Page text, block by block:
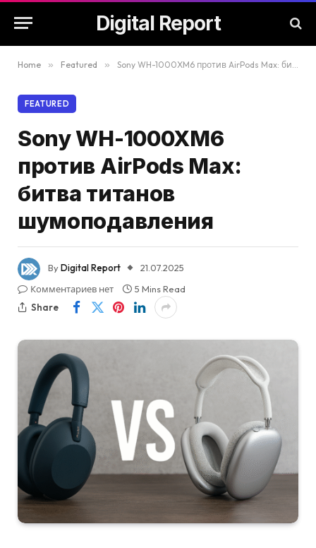
Digital Report
Home » Featured » Sony WH-1000XM6 против AirPods Max: битва титанов шумоподавления
FEATURED
Sony WH-1000XM6
против AirPods Max:
битва титанов
шумоподавления
ByDigital Report
21.07.2025
Комментариев нет
5 Mins Read
Share